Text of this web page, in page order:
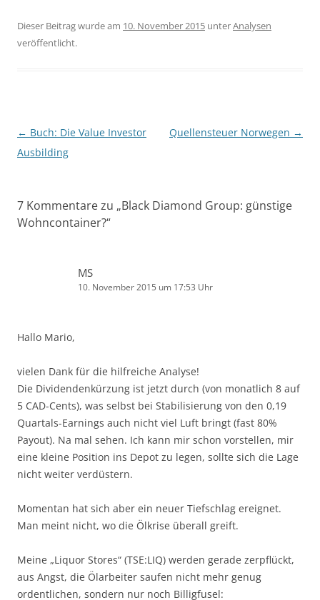
Dieser Beitrag wurde am 10. November 2015 unterAnalysen
veröffentlicht.
Beitragsnavigation
← Buch: Die Value Investor
Ausbilding
Quellensteuer Norwegen →
7 Kommentare zu „Black Diamond Group: günstige
Wohncontainer?“
MS
10. November 2015 um 17:53 Uhr
Hallo Mario,
vielen Dank für die hilfreiche Analyse!
Die Dividendenkürzung ist jetzt durch (von monatlich 8 auf
5 CAD-Cents), was selbst bei Stabilisierung von den 0,19
Quartals-Earnings auch nicht viel Luft bringt (fast 80%
Payout). Na mal sehen. Ich kann mir schon vorstellen, mir
eine kleine Position ins Depot zu legen, sollte sich die Lage
nicht weiter verdüstern.
Momentan hat sich aber ein neuer Tiefschlag ereignet.
Man meint nicht, wo die Ölkrise überall greift.
Meine „Liquor Stores“ (TSE:LIQ) werden gerade zerpflückt,
aus Angst, die Ölarbeiter saufen nicht mehr genug
ordentlichen, sondern nur noch Billigfusel: